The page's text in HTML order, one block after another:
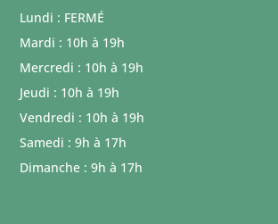
Lundi : FERMÉ
Mardi : 10h à 19h
Mercredi : 10h à 19h
Jeudi : 10h à 19h
Vendredi : 10h à 19h
Samedi : 9h à 17h
Dimanche : 9h à 17h